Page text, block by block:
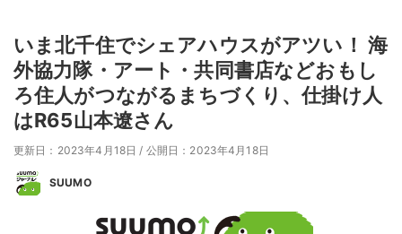
いま北千住でシェアハウスがアツい！ 海
外協力隊・アート・共同書店などおもし
ろ住人がつながるまちづくり、仕掛け人
はR65山本遼さん
更新日：2023年4月18日 / 公開日：2023年4月18日
SUUMO